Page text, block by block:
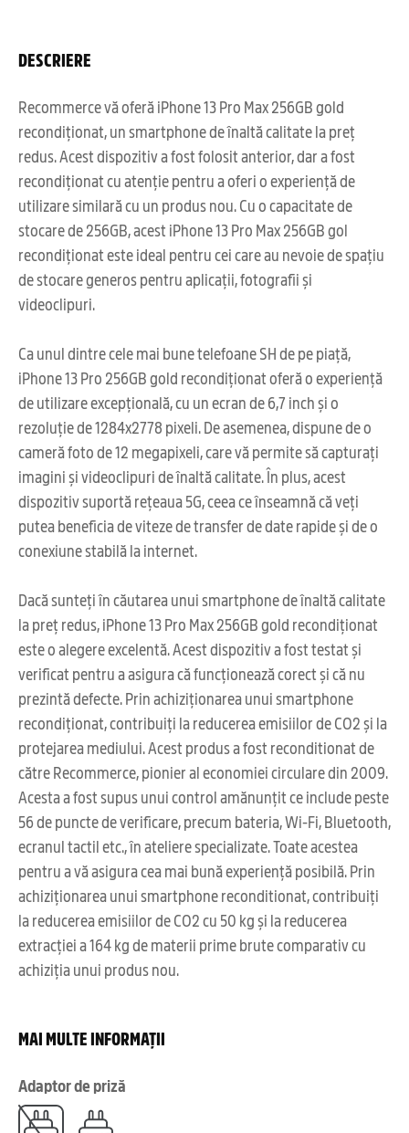
DESCRIERE
Recommerce vă oferă iPhone 13 Pro Max 256GB gold
recondiționat, un smartphone de înaltă calitate la preț
redus. Acest dispozitiv a fost folosit anterior, dar a fost
recondiționat cu atenție pentru a oferi o experiență de
utilizare similară cu un produs nou. Cu o capacitate de
stocare de 256GB, acest iPhone 13 Pro Max 256GB gol
recondiționat este ideal pentru cei care au nevoie de spațiu
de stocare generos pentru aplicații, fotografii și
videoclipuri.
Ca unul dintre cele mai bune telefoane SH de pe piață,
iPhone 13 Pro 256GB gold recondiționat oferă o experiență
de utilizare excepțională, cu un ecran de 6,7 inch și o
rezoluție de 1284x2778 pixeli. De asemenea, dispune de o
cameră foto de 12 megapixeli, care vă permite să capturați
imagini și videoclipuri de înaltă calitate. În plus, acest
dispozitiv suportă rețeaua 5G, ceea ce înseamnă că veți
putea beneficia de viteze de transfer de date rapide și de o
conexiune stabilă la internet.
Dacă sunteți în căutarea unui smartphone de înaltă calitate
la preț redus, iPhone 13 Pro Max 256GB gold recondiționat
este o alegere excelentă. Acest dispozitiv a fost testat și
verificat pentru a asigura că funcționează corect și că nu
prezintă defecte. Prin achiziționarea unui smartphone
recondiționat, contribuiți la reducerea emisiilor de CO2 și la
protejarea mediului. Acest produs a fost reconditionat de
către Recommerce, pionier al economiei circulare din 2009.
Acesta a fost supus unui control amănunțit ce include peste
56 de puncte de verificare, precum bateria, Wi-Fi, Bluetooth,
ecranul tactil etc., în ateliere specializate. Toate acestea
pentru a vă asigura cea mai bună experiență posibilă. Prin
achiziționarea unui smartphone reconditionat, contribuiți
la reducerea emisiilor de CO2 cu 50 kg și la reducerea
extracției a 164 kg de materii prime brute comparativ cu
achiziția unui produs nou.
MAI MULTE INFORMAȚII
Adaptor de priză